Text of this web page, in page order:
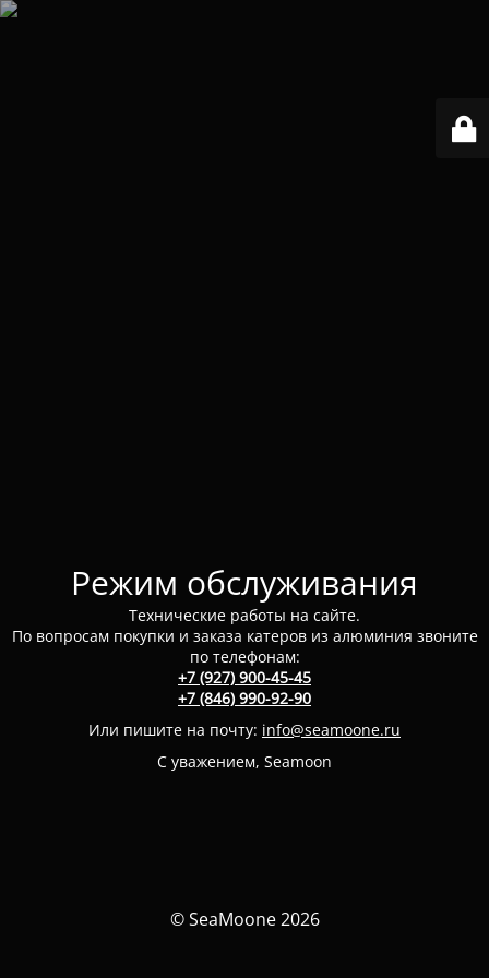
Режим обслуживания
Технические работы на сайте.
По вопросам покупки и заказа катеров из алюминия звоните
по телефонам:
+7 (927) 900-45-45
+7 (846) 990-92-90
Или пишите на почту: info@seamoone.ru
С уважением, Seamoon
© SeaMoone 2026